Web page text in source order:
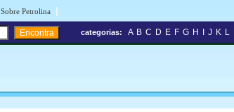
Sobre Petrolina |
categorias: A B C D E F G H J K L